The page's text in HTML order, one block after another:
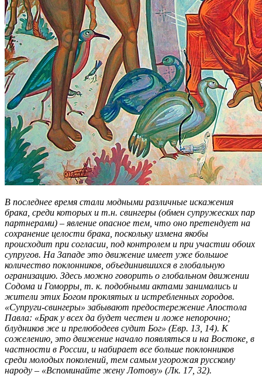
В последнее время стали модными различные искажения
брака, среди которых и т.н. свингеры (обмен супружеских пар
партнерами) – явление опасное тем, что оно претендует на
сохранение целости брака, поскольку измена якобы
происходит при согласии, под контролем и при участии обоих
супругов. На Западе это движение имеет уже большое
количество поклонников, объединившихся в глобальную
огранизацию. Здесь можно говорить о глобальном движении
Содома и Гоморры, т. к. подобными актами занимались и
жители этих Богом проклятых и истребленных городов.
«Супруги-свингеры» забывают предостережение Апостола
Павла: «Брак у всех да будет честен и ложе непорочно;
блудников же и прелюбодеев судит Бог» (Евр. 13, 14). К
сожелению, это движение начало появляться и на Востоке, в
частности в России, и набирает все больше поклонников
среди молодых поколений, тем самым угорожая русскому
народу – «Вспоминайте жену Лотову» (Лк. 17, 32).